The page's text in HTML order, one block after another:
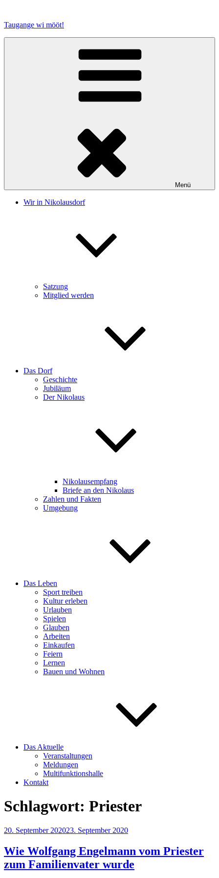
springen
Taugange wi mööt!
Menü
Wir in Nikolausdorf
Satzung
Mitglied werden
Das Dorf
Geschichte
Jubiläum
Der Nikolaus
Nikolausempfang
Briefe an den Nikolaus
Zahlen und Fakten
Umgebung
Das Leben
Sport treiben
Kultur erleben
Urlauben
Spielen
Glauben
Arbeiten
Einkaufen
Feiern
Lernen
Bauen und Wohnen
Das Aktuelle
Veranstaltungen
Meldungen
Multifunktionshalle
Kontakt
Schlagwort: Priester
Veröffentlicht
20. September 202023. September 2020
Wie Wolfgang Engelmann vom Priester
zum Familienvater wurde